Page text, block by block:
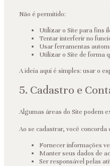
Não é permitido:
Utilizar o Site para fins
Tentar interferir no
Usar ferramentas
Utilizar o Site de forma
A ideia aqui é simples: usar o
5. Cadastro e
Algumas áreas do Site podem
Ao se cadastrar, você concorda
Fornecer informações
Manter seus dados de
Ser responsável pelas